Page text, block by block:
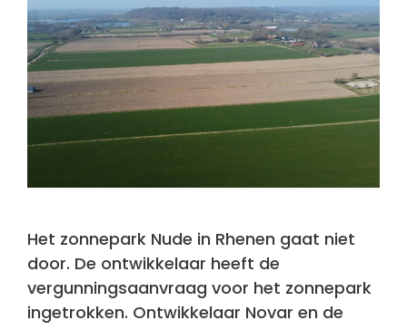
Het zonnepark Nude in Rhenen gaat niet
door. De ontwikkelaar heeft de
vergunningsaanvraag voor het zonnepark
ingetrokken. Ontwikkelaar Novar en de